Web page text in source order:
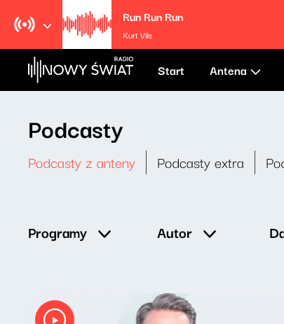
Run Run Run
Kurt Vile
Start Antena
Podcasty
Podcasty z anteny Podcasty extra
Programy Autor